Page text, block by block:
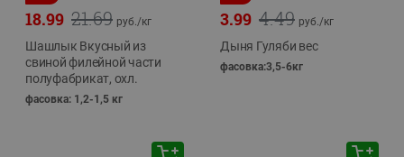
21.69
18.99 руб./кг
Шашлык Вкусный из
свиной филейной части
полуфабрикат, охл.
фасовка: 1,2-1,5 кг
4.49
3.99 руб./кг
Дыня Гуляби вес
фасовка:3,5-6кг